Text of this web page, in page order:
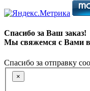
Спасибо за Ваш заказ!
Мы свяжемся с Вами
Спасибо за отправку
×